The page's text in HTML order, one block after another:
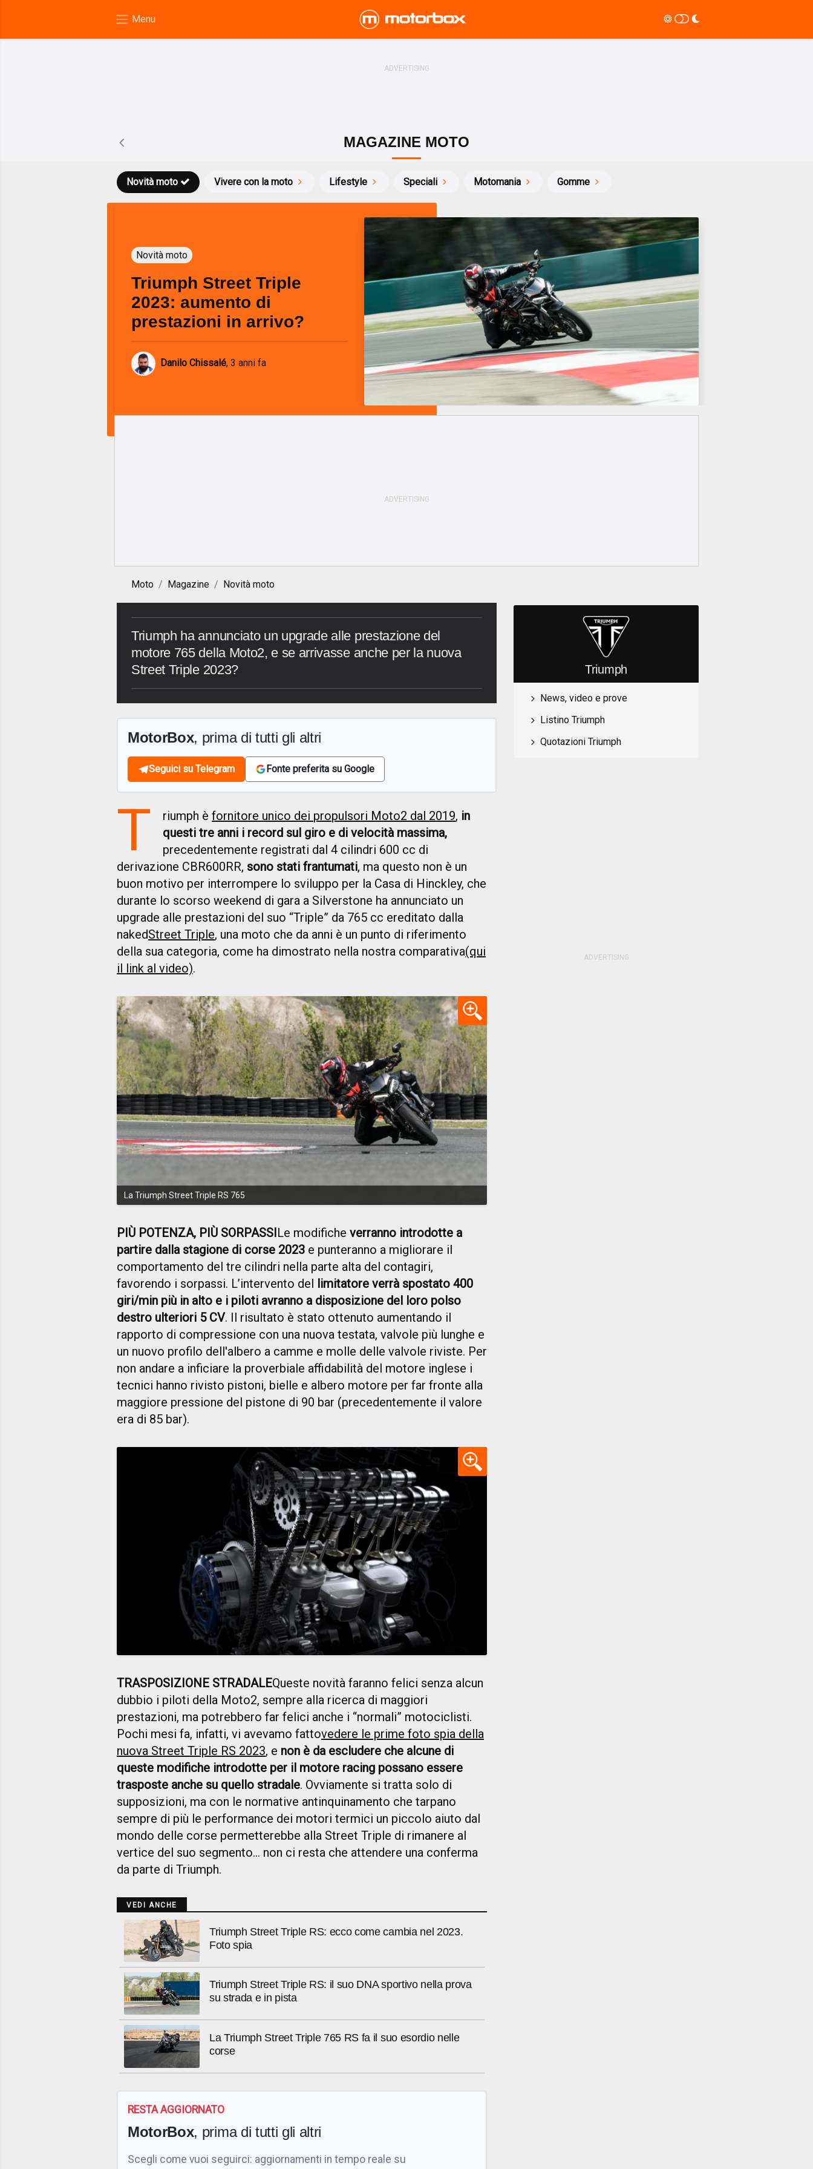
MAGAZINE MOTO
Novità moto Vivere con la moto Lifestyle Speciali Motomania Gomme
Novità moto
Triumph Street Triple
2023: aumento di
prestazioni in arrivo?
Danilo Chissalé, 3 anni fa
Moto Magazine Novità moto
Triumph ha annunciato un upgrade alle prestazione del
motore 765 della Moto2, e se arrivasse anche per la nuova
Street Triple 2023?
MotorBox, prima di tutti gli altri
Seguici su Telegram Fonte preferita su Google
T riumph èfornitore unico dei propulsori Moto2 dal 2019, in
questi tre anni i record sul giro e di velocità massima,
precedentemente registrati dal 4 cilindri 600 cc di
derivazione CBR600RR, sono stati frantumati, ma questo non è un
buon motivo per interrompere lo sviluppo per la Casa di Hinckley, che
durante lo scorso weekend di gara a Silverstone ha annunciato un
upgrade alle prestazioni del suo “Triple” da 765 cc ereditato dalla
nakedStreet Triple, una moto che da anni è un punto di riferimento
della sua categoria, come ha dimostrato nella nostra comparativa(qui
il link al video).
La Triumph Street Triple RS 765
PIÙ POTENZA, PIÙ SORPASSILe modifiche verranno introdotte a
partire dalla stagione di corse 2023 e punteranno a migliorare il
comportamento del tre cilindri nella parte alta del contagiri,
favorendo i sorpassi. L’intervento del limitatore verrà spostato 400
giri/min più in alto e i piloti avranno a disposizione del loro polso
destro ulteriori 5 CV. Il risultato è stato ottenuto aumentando il
rapporto di compressione con una nuova testata, valvole più lunghe e
un nuovo profilo dell'albero a camme e molle delle valvole riviste. Per
non andare a inficiare la proverbiale affidabilità del motore inglese i
tecnici hanno rivisto pistoni, bielle e albero motore per far fronte alla
maggiore pressione del pistone di 90 bar (precedentemente il valore
era di 85 bar).
TRASPOSIZIONE STRADALEQueste novità faranno felici senza alcun
dubbio i piloti della Moto2, sempre alla ricerca di maggiori
prestazioni, ma potrebbero far felici anche i “normali” motociclisti.
Pochi mesi fa, infatti, vi avevamo fattovedere le prime foto spia della
nuova Street Triple RS 2023, e non è da escludere che alcune di
queste modifiche introdotte per il motore racing possano essere
trasposte anche su quello stradale. Ovviamente si tratta solo di
supposizioni, ma con le normative antinquinamento che tarpano
sempre di più le performance dei motori termici un piccolo aiuto dal
mondo delle corse permetterebbe alla Street Triple di rimanere al
vertice del suo segmento… non ci resta che attendere una conferma
da parte di Triumph.
VEDI ANCHE
Triumph Street Triple RS: ecco come cambia nel 2023.
Foto spia
Triumph Street Triple RS: il suo DNA sportivo nella prova
su strada e in pista
La Triumph Street Triple 765 RS fa il suo esordio nelle
corse
RESTA AGGIORNATO
MotorBox, prima di tutti gli altri
Scegli come vuoi seguirci: aggiornamenti in tempo reale su
Triumph
News, video e prove
Listino Triumph
Quotazioni Triumph